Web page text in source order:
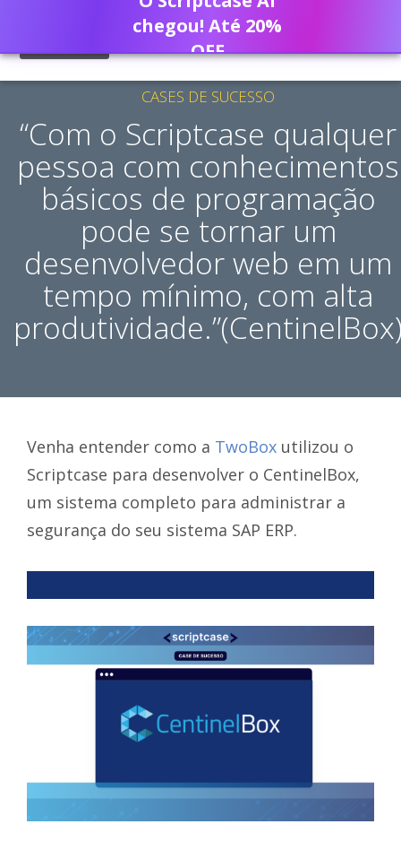
CASES DE SUCESSO
“Com o Scriptcase qualquer
pessoa com conhecimentos
básicos de programação
pode se tornar um
desenvolvedor web em um
tempo mínimo, com alta
Venha entender como a TwoBox utilizou o
Scriptcase para desenvolver o CentinelBox,
um sistema completo para administrar a
segurança do seu sistema SAP ERP.
chegou! Até 20%
OFF